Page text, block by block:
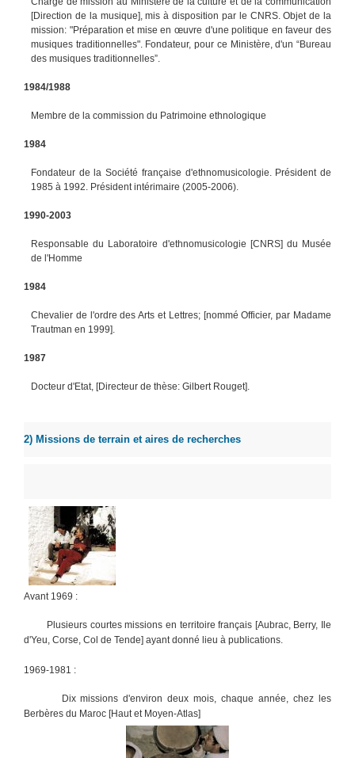
[Direction de la musique], mis à disposition par le CNRS. Objet de la
mission: "Préparation et mise en œuvre d'une politique en faveur des
musiques traditionnelles". Fondateur, pour ce Ministère, d'un “Bureau
des musiques traditionnelles”.
1984/1988
Membre de la commission du Patrimoine ethnologique
1984
Fondateur de la Société française d'ethnomusicologie. Président de
1985 à 1992. Président intérimaire (2005-2006).
1990-2003
Responsable du Laboratoire d'ethnomusicologie [CNRS] du Musée
de l'Homme
1984
Chevalier de l'ordre des Arts et Lettres; [nommé Officier, par Madame
Trautman en 1999].
1987
Docteur d'Etat, [Directeur de thèse: Gilbert Rouget].
2) Missions de terrain et aires de recherches
Avant 1969 :
Plusieurs courtes missions en territoire français [Aubrac, Berry, Ile
d'Yeu, Corse, Col de Tende] ayant donné lieu à publications.
1969-1981 :
Dix missions d'environ deux mois, chaque année, chez les
Berbères du Maroc [Haut et Moyen-Atlas]